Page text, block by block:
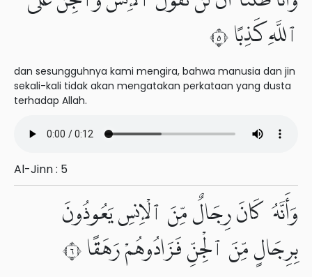
ٱللَّهِ كَذِبًا ٥
dan sesungguhnya kami mengira, bahwa manusia dan jin
sekali-kali tidak akan mengatakan perkataan yang dusta
terhadap Allah.
Al-Jinn : 5
وَأَنَّهُۥ كَانَ رِجَالٌ مِّنَ ٱلْإِنسِ يَعُوذُونَ
بِرِجَالٍ مِّنَ ٱلْجِنِّ فَزَادُوهُمْ رَهَقًا ٦